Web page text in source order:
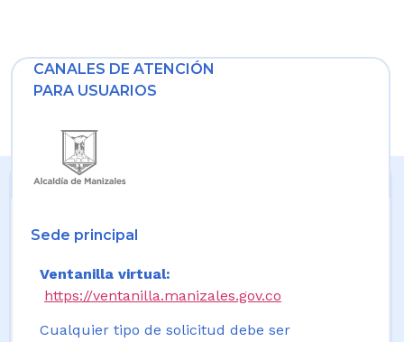
CANALES DE ATENCIÓN
PARA USUARIOS
Sede principal
Ventanilla virtual:
https://ventanilla.manizales.gov.co
Cualquier tipo de solicitud debe ser